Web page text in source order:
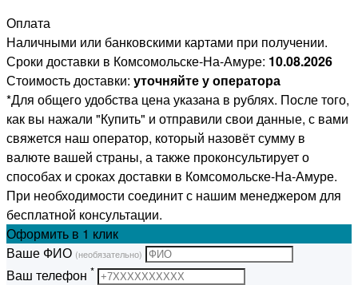
Оплата
Наличными или банковскими картами при получении.
Сроки доставки в Комсомольске-На-Амуре: 10.08.2026
Стоимость доставки: уточняйте у оператора
*Для общего удобства цена указана в рублях. После того,
как вы нажали "Купить" и отправили свои данные, с вами
свяжется наш оператор, который назовёт сумму в
валюте вашей страны, а также проконсультирует о
способах и сроках доставки в Комсомольске-На-Амуре.
При необходимости соединит с нашим менеджером для
бесплатной консультации.
Оформить в 1 клик
Ваше ФИО (необязательно)
Ваш телефон *